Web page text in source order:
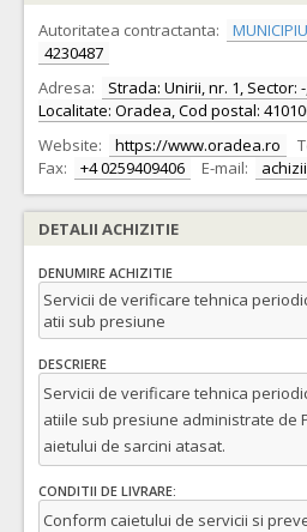
Autoritatea contractanta:
4230487
Adresa:
Strada: Unirii, nr. 1, Sector:
Localitate: Oradea, Cod postal:
Website:
https://www.oradea.ro
Fax:
+4 0259409406 E-mail:
DETALII ACHIZITIE
DENUMIRE ACHIZITIE
Servicii de verificare tehnica
atii sub presiune
DESCRIERE
Servicii de verificare tehnica
atiile sub presiune administrate de
aietului de sarcini atasat.
CONDITII DE LIVRARE:
Conform caietului de servicii si